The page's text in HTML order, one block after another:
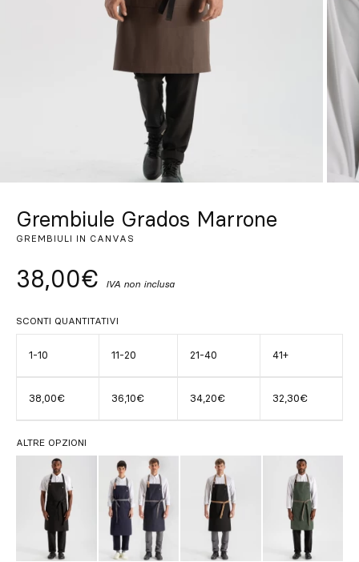
EN
Grembiule Grados Marrone
GREMBIULI IN CANVAS
38,00€ IVA non inclusa
SCONTI QUANTITATIVI
1-10 11-20 21-40 41+
38,00€ 36,10€ 34,20€ 32,30€
ALTRE OPZIONI